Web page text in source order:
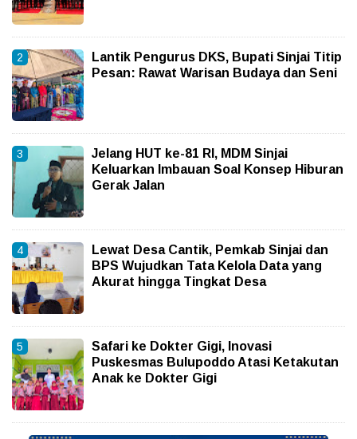
Lantik Pengurus DKS, Bupati Sinjai Titip
Pesan: Rawat Warisan Budaya dan Seni
Jelang HUT ke-81 RI, MDM Sinjai
Keluarkan Imbauan Soal Konsep Hiburan
Gerak Jalan
Lewat Desa Cantik, Pemkab Sinjai dan
BPS Wujudkan Tata Kelola Data yang
Akurat hingga Tingkat Desa
Safari ke Dokter Gigi, Inovasi
Puskesmas Bulupoddo Atasi Ketakutan
Anak ke Dokter Gigi